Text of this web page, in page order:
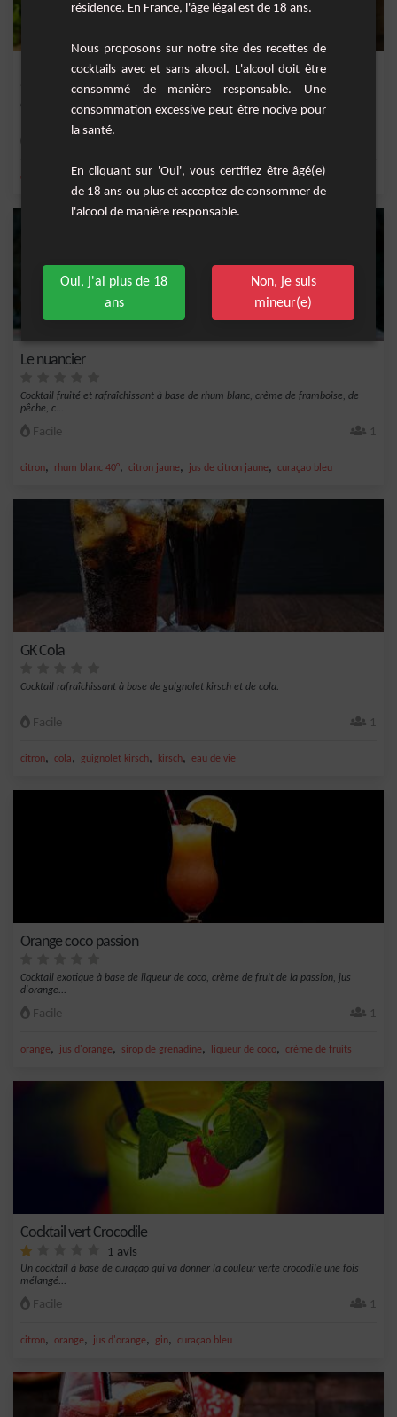
Pêche bourbon
Cocktail fruité à base de bourbon, de pêche, d'abricot et de liqueur d'amaretto.
citron citron jaune,jus de citron jaune,liqueur d'abricot,bourbon
Le nuancier
Cocktail fruité et rafraîchissant à base de rhum blanc, crème de framboise, de
pêche, c...
Facile 1
citron, rhum blanc 40°, citron jaune, jus de citron jaune, curaçao bleu
GK Cola
Cocktail rafraîchissant à base de guignolet kirsch et de cola.
Facile 1
citron, cola, guignolet kirsch, kirsch, eau de vie
Orange coco passion
Cocktail exotique à base de liqueur de coco, crème de fruit de la passion, jus
d'orange...
Facile 1
orange, jus d'orange, sirop de grenadine, liqueur de coco, crème de fruits
Cocktail vert Crocodile
1 avis
Un cocktail à base de curaçao qui va donner la couleur verte crocodile une fois
mélangé...
Facile 1
citron, orange, jus d'orange, gin, curaçao bleu
résidence. En France, l'âge légal est de 18 ans.
Nous proposons sur notre site des recettes de
cocktails avec et sans alcool. L'alcool doit être
consommé de manière responsable. Une
consommation excessive peut être nocive pour
la santé.
En cliquant sur 'Oui', vous certifiez être âgé(e)
de 18 ans ou plus et acceptez de consommer de
l'alcool de manière responsable.
Oui, j'ai plus de 18
ans
Non, je suis
mineur(e)